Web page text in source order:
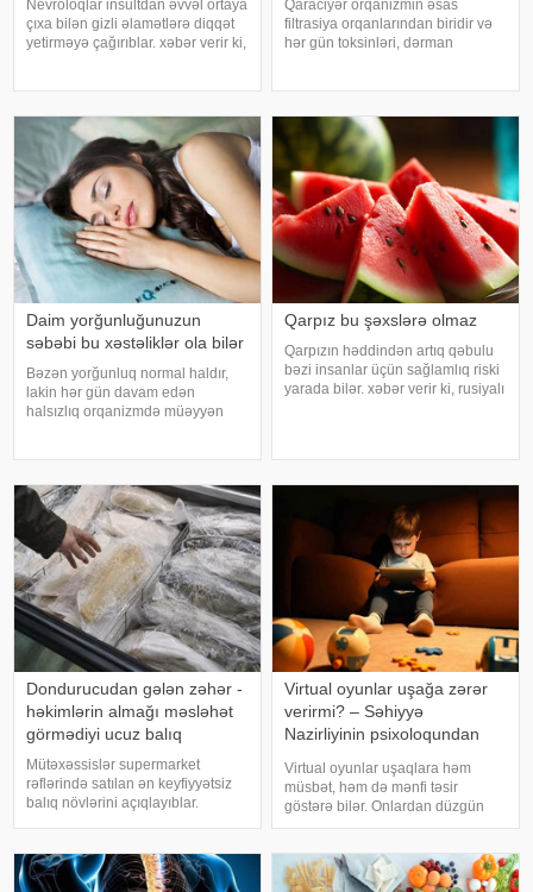
Nevroloqlar insultdan əvvəl ortaya
çıxa bilən gizli əlamətlərə diqqət
yetirməyə çağırıblar. xəbər verir ki,
verə bilər. Lakin b
Qaraciyər orqanizmin əsas
filtrasiya orqanlarından biridir və
hər gün toksinləri, dərman
federal ekspert onkologiya
klinikalar
Daim yorğunluğunuzun
səbəbi bu xəstəliklər ola bilər
Bəzən yorğunluq normal haldır,
lakin hər gün davam edən
halsızlıq orqanizmdə müəyyən
qan azlığı, qalxanabənzər vəz
xəstəlikləri, şəkərl
Qarpız bu şəxslərə olmaz
Qarpızın həddindən artıq qəbulu
bəzi insanlar üçün sağlamlıq riski
yarada bilər. xəbər verir ki, rusiyalı
Dondurucudan gələn zəhər -
həkimlərin almağı məsləhət
görmədiyi ucuz balıq
Mütəxəssislər supermarket
rəflərində satılan ən keyfiyyətsiz
balıq növlərini açıqlayıblar.
görünür. xarici mediaya istinadən
xəbər verir ki, supermarketlərdək
Virtual oyunlar uşağa zərər
verirmi? – Səhiyyə
Nazirliyinin psixoloqundan
Virtual oyunlar uşaqlara həm
müsbət, həm də mənfi təsir
göstərə bilər. Onlardan düzgün
rejimdə istifadə edildikdə zehni
artıq oynanılması fiziki və psixoloji
problemlərə səbəb ola bilər